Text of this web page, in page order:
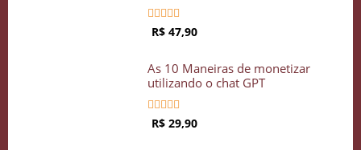
    
R$ 47,90
As 10 Maneiras de monetizar
utilizando o chat GPT
    
R$ 29,90